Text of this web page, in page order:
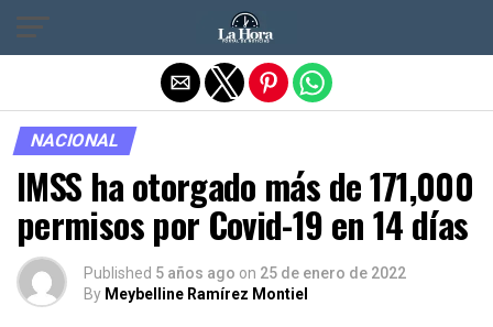
NACIONAL
IMSS ha otorgado más de 171,000
permisos por Covid-19 en 14 días
Published 5 años ago on 25 de enero de 2022
By Meybelline Ramírez Montiel
Salir de la versión móvil